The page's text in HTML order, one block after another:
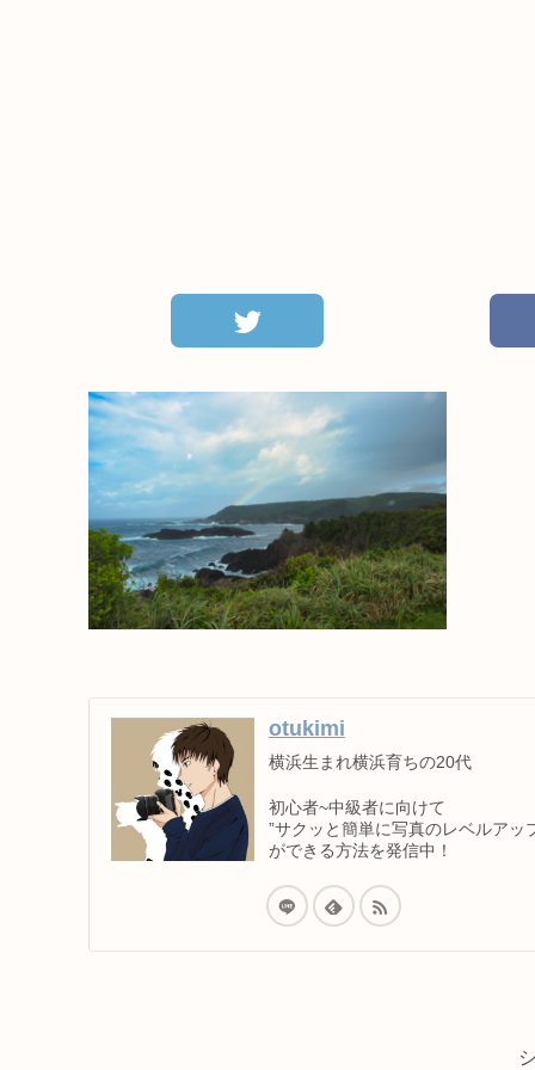
otukimi
横浜生まれ横浜育ちの20代
初心者~中級者に向けて
”サクッと簡単に写真のレベルアッ
ができる方法を発信中！